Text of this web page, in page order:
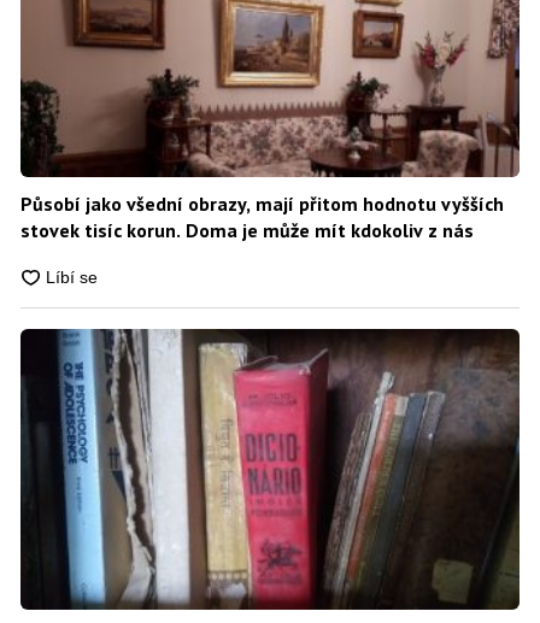
Působí jako všední obrazy, mají přitom hodnotu vyšších
stovek tisíc korun. Doma je může mít kdokoliv z nás